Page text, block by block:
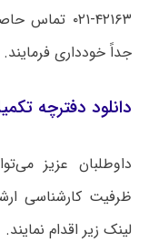
۴۲۱۶۳-۰۲۱
جداً خودداری فرمایند.
دانلود دفترچه
داوطلبان عزیز
لینک زیر اقدام نمایند.